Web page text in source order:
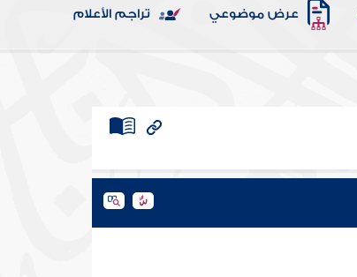
عرض موضوعي تراجم الأعلام